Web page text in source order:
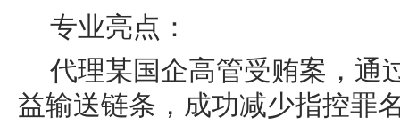
专业亮点：
代理某国企高管受贿案，通
益输送链条，成功减少指控罪